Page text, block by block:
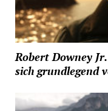
Robert Downey
sich grundlegend